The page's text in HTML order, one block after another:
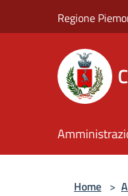
Regione
Home >